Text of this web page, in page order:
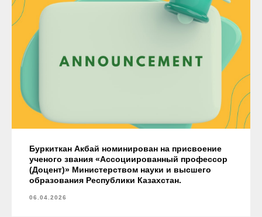
Буркиткан Акбай номинирован на присвоение
ученого звания «Ассоциированный профессор
(Доцент)» Министерством науки и высшего
образования Республики Казахстан.
06.04.2026